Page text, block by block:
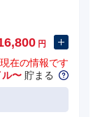
円
現在の情報です
〜 貯まる